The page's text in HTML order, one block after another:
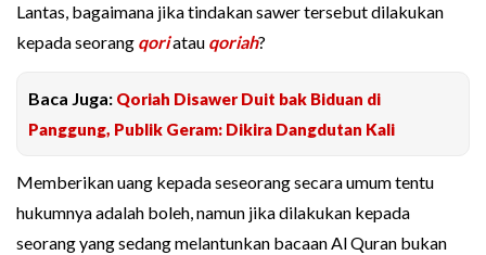
Lantas, bagaimana jika tindakan sawer tersebut dilakukan
kepada seorang qoriatau qoriah?
Baca Juga: Qoriah Disawer Duit bak Biduan di
Panggung, Publik Geram: Dikira Dangdutan Kali
Memberikan uang kepada seseorang secara umum tentu
hukumnya adalah boleh, namun jika dilakukan kepada
seorang yang sedang melantunkan bacaan Al Quran bukan